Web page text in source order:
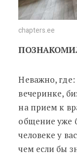
chapters.ee
Неважно,
вечеринке,
на прием к
общение уже
человеке у
чем если бы